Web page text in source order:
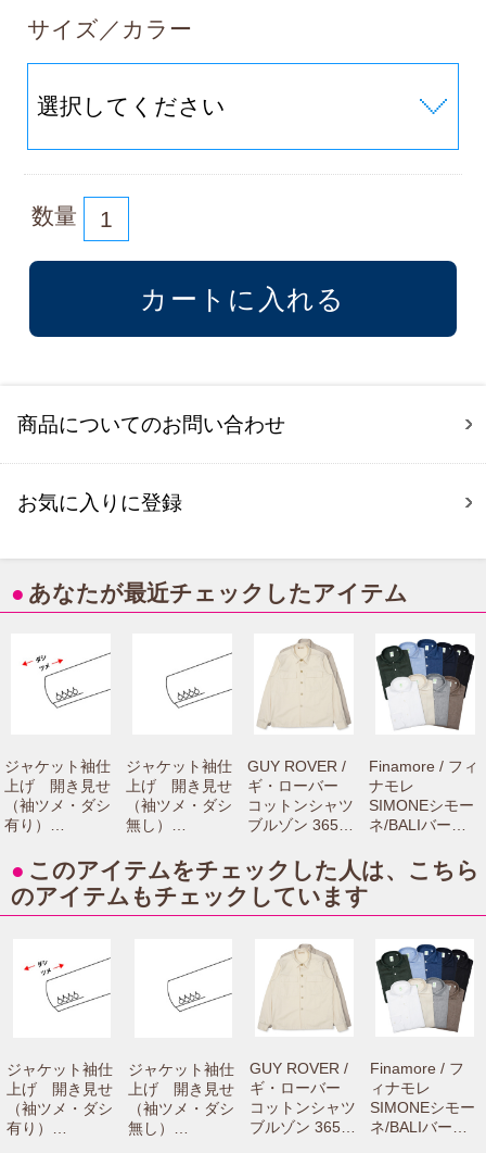
サイズ／カラー
数量
商品についてのお問い合わせ
お気に入りに登録
● あなたが最近チェックしたアイテム
ジャケット袖仕
上げ 開き見せ
（袖ツメ・ダシ
有り）
ミシモ）online
shopで商品をお
買上げの方専用
ジャケット袖仕
上げ 開き見せ
（袖ツメ・ダシ
無し）
ミシモ）online
shopで商品をお
買上げの方専用
GUY ROVER /
ギ・ローバー
コットンシャツ
ブルゾン 3650G
0033
Finamore / フィ
ナモレ
SIMONEシモー
ネ/BALIバーリ
ェイワイドカラ
ーシャツ C0650
● このアイテムをチェックした人は、こちら
のアイテムもチェックしています
ジャケット袖仕
上げ 開き見せ
（袖ツメ・ダシ
有り）
ジャケット袖仕
上げ 開き見せ
（袖ツメ・ダシ
無し）
GUY ROVER /
ギ・ローバー
コットンシャツ
ブルゾン 3650
Finamore / フ
ィナモレ
SIMONEシモー
ネ/BALIバーリ